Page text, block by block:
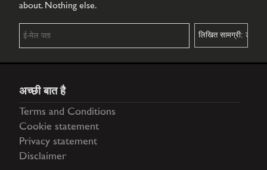
about. Nothing else.
अच्छी बात है
Terms and Conditions
Cookie statement
Privacy statement
Disclaimer